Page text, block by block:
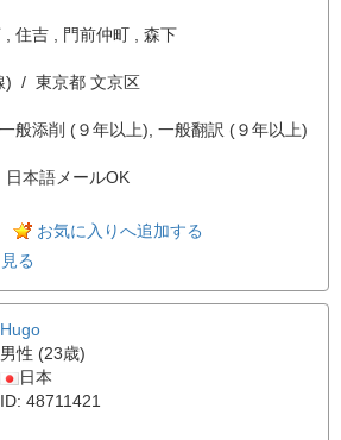
住吉 , 門前仲町 , 森下
) / 東京都 文京区
般添削 (９年以上), 一般翻訳 (９年以上)
日本語メールOK
お気に入りへ追加する
る
Hugo
男性 (23歳)
日本
ID: 48711421